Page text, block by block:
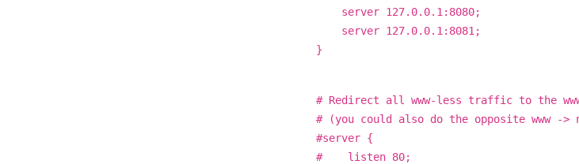
server 127.0.0.1:8080;
server 127.0.0.1:8081;
}
# Redirect all www-less traffic to the
# (you could also do the opposite www ->
#server {
# listen 80;